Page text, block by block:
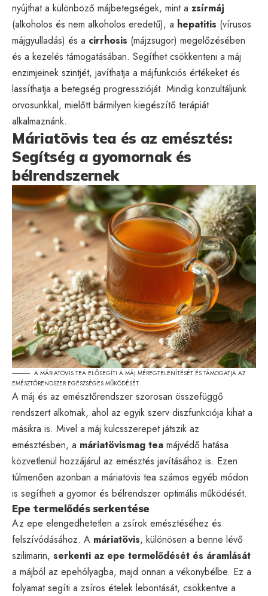
nyújthat a különböző májbetegségek, mint a zsírmáj
(alkoholos és nem alkoholos eredetű), a hepatitis (vírusos
májgyulladás) és a cirrhosis (májzsugor) megelőzésében
és a kezelés támogatásában. Segíthet csökkenteni a máj
enzimjeinek szintjét, javíthatja a májfunkciós értékeket és
lassíthatja a betegség progresszióját. Mindig konzultáljunk
orvosunkkal, mielőtt bármilyen kiegészítő terápiát
alkalmaznánk.
Máriatövis tea és az emésztés:
Segítség a gyomornak és
bélrendszernek
A MÁRIATÖVIS TEA ELŐSEGÍTI A MÁJ MÉREGTELENÍTÉSÉT ÉS TÁMOGATJA AZ
EMÉSZTŐRENDSZER EGÉSZSÉGES MŰKÖDÉSÉT.
A máj és az emésztőrendszer szorosan összefüggő
rendszert alkotnak, ahol az egyik szerv diszfunkciója kihat a
másikra is. Mivel a máj kulcsszerepet játszik az
emésztésben, a máriatövismag tea májvédő hatása
közvetlenül hozzájárul az emésztés javításához is. Ezen
túlmenően azonban a máriatövis tea számos egyéb módon
is segítheti a gyomor és bélrendszer optimális működését.
Epe termelődés serkentése
Az epe elengedhetetlen a zsírok emésztéséhez és
felszívódásához. A máriatövis, különösen a benne lévő
szilimarin, serkenti az epe termelődését és áramlását
a májból az epehólyagba, majd onnan a vékonybélbe. Ez a
folyamat segíti a zsíros ételek lebontását, csökkentve a